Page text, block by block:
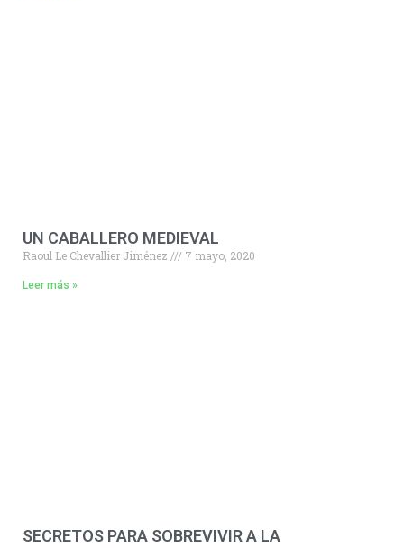
UN CABALLERO MEDIEVAL
Raoul Le Chevallier Jiménez 7 mayo, 2020
Leer más »
SECRETOS PARA SOBREVIVIR A LA